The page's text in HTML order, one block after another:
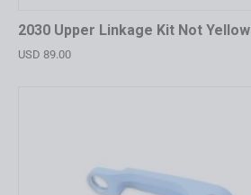
2030 Upper Linkage Kit Not Yellow
USD 89.00